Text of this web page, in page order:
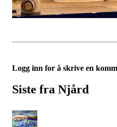
Logg inn for å skrive en
Siste fra Njård